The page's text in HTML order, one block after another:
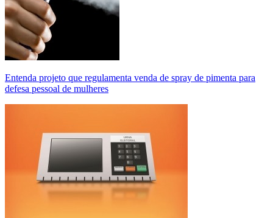
Entenda projeto que regulamenta venda de spray de pimenta para
defesa pessoal de mulheres